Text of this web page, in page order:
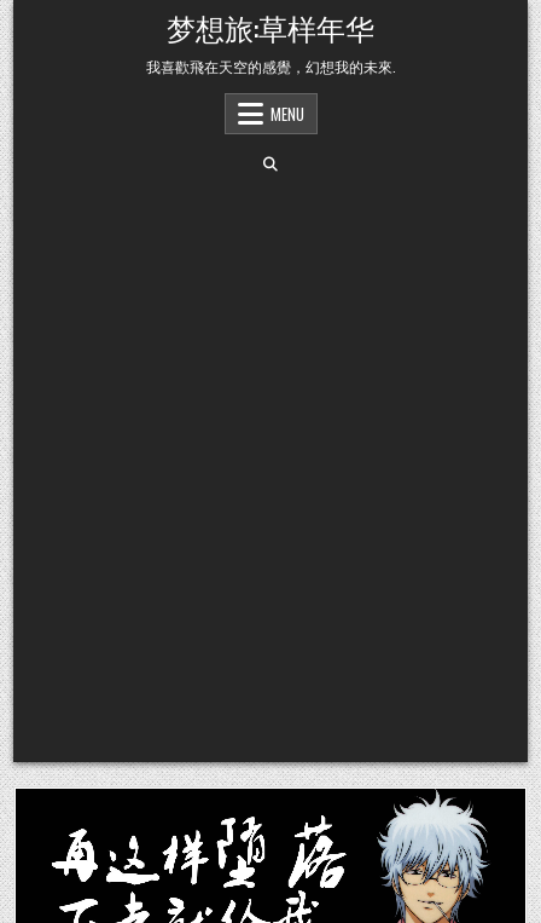
Skip to content 梦想旅:草样年华
我喜歡飛在天空的感覺，幻想我的未來.
MENU